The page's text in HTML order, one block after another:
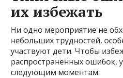
их избежать
Ни одно мероприятие не
небольших трудностей,
участвуют дети. Чтобы
распространённых ошибок,
следующим моментам: